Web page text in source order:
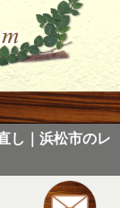
し｜浜松市のレ